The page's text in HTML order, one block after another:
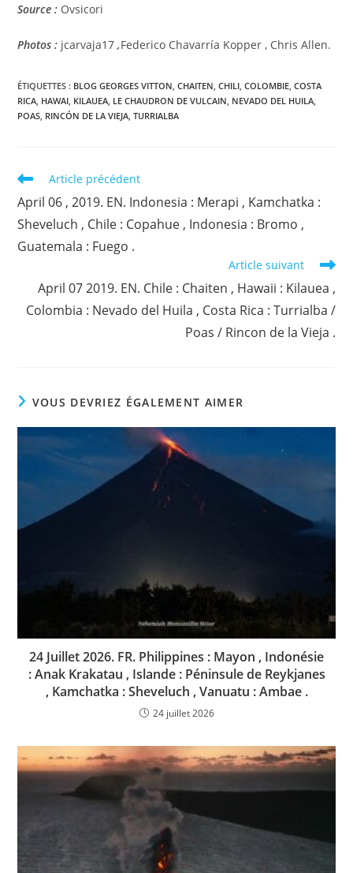
Source : Ovsicori
Photos : jcarvaja17 ,Federico Chavarría Kopper , Chris Allen.
ÉTIQUETTES : BLOG GEORGES VITTON CHAITEN CHILI COLOMBIE COSTA
RICA HAWAI KILAUEA LE CHAUDRON DE VULCAIN NEVADO DEL HUILA
POAS RINCÓN DE LA VIEJA TURRIALBA
Read
articles
Article précédent
April 06 , 2019. EN. Indonesia : Merapi , Kamchatka :
Sheveluch , Chile : Copahue , Indonesia : Bromo ,
Guatemala : Fuego .
Article suivant
April 07 2019. EN. Chile : Chaiten , Hawaii : Kilauea ,
Colombia : Nevado del Huila , Costa Rica : Turrialba /
Poas / Rincon de la Vieja .
VOUS DEVRIEZ ÉGALEMENT AIMER
24 Juillet 2026. FR. Philippines : Mayon , Indonésie
: Anak Krakatau , Islande : Péninsule de Reykjanes
, Kamchatka : Sheveluch , Vanuatu : Ambae .
24 juillet 2026